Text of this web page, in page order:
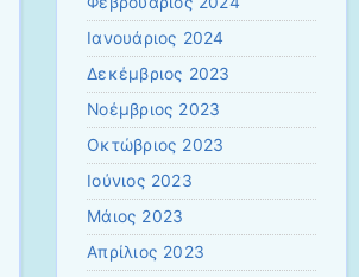
Ιανουάριος 2024
Δεκέμβριος 2023
Νοέμβριος 2023
Οκτώβριος 2023
Ιούνιος 2023
Μάιος 2023
Απρίλιος 2023